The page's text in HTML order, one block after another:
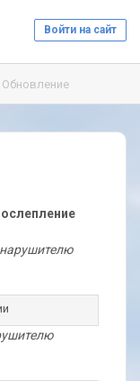
Войти на сайт
Обновление